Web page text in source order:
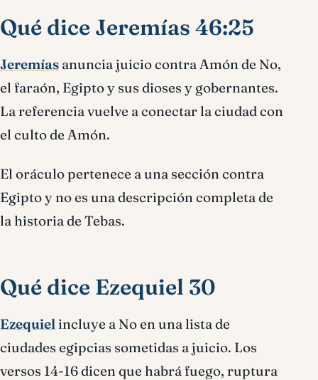
Qué dice Jeremías 46:25
Jeremías anuncia juicio contra Amón de No,
el faraón, Egipto y sus dioses y gobernantes.
La referencia vuelve a conectar la ciudad con
el culto de Amón.
El oráculo pertenece a una sección contra
Egipto y no es una descripción completa de
la historia de Tebas.
Qué dice Ezequiel 30
Ezequiel incluye a No en una lista de
ciudades egipcias sometidas a juicio. Los
versos 14-16 dicen que habrá fuego, ruptura